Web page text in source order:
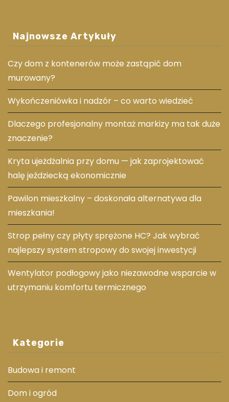
Najnowsze Artykuły
Czy dom z kontenerów może zastąpić dom
murowany?
Wykończeniówka i nadzór – co warto wiedzieć
Dlaczego profesjonalny montaż markizy ma tak duże
znaczenie?
Kryta ujeżdżalnia przy domu — jak zaprojektować
halę jeździecką ekonomicznie
Pawilon mieszkalny – doskonała alternatywa dla
mieszkania!
Strop pełny czy płyty sprężone HC? Jak wybrać
najlepszy system stropowy do swojej inwestycji
Wentylator podłogowy jako niezawodne wsparcie w
utrzymaniu komfortu termicznego
Kategorie
Budowa i remont
Dom i ogród